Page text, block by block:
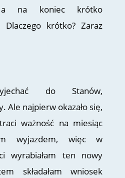
a na koniec krótko
Dlaczego krótko? Zaraz
do Stanów,
Ale najpierw okazało się,
ważność na miesiąc
wyjazdem, więc w
wyrabiałam ten nowy
składałam wniosek